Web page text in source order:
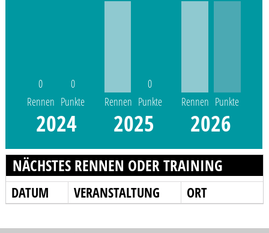
0
Rennen
0
Punkte
2024
Rennen
0
Punkte
2025
Rennen Punkte
2026
NÄCHSTES RENNEN ODER TRAINING
DATUM VERANSTALTUNG ORT